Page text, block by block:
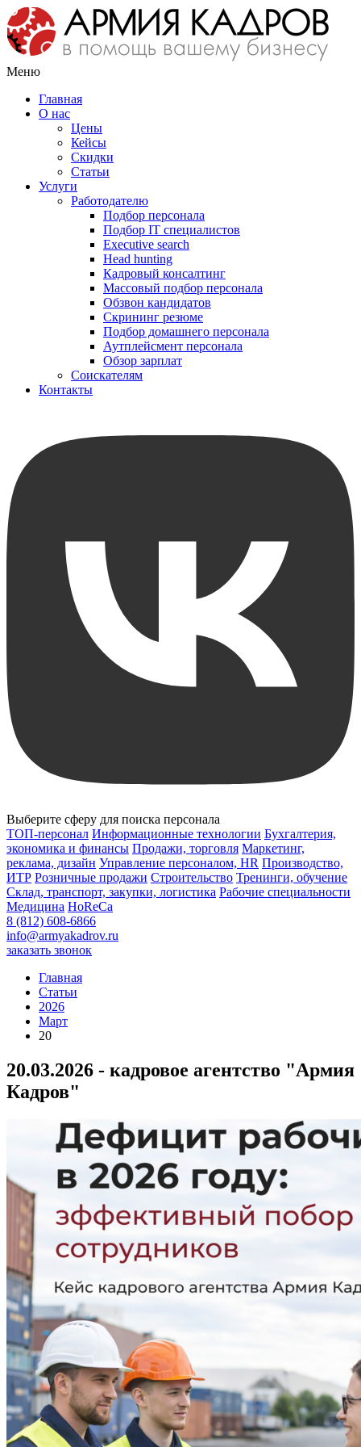
Меню
Главная
О нас
Цены
Кейсы
Скидки
Статьи
Услуги
Работодателю
Подбор персонала
Подбор IT специалистов
Еxecutive search
Head hunting
Кадровый консалтинг
Массовый подбор персонала
Обзвон кандидатов
Скрининг резюме
Подбор домашнего персонала
Аутплейсмент персонала
Обзор зарплат
Соискателям
Контакты
Выберите сферу для поиска персонала
ТОП-персонал Информационные технологии Бухгалтерия,
экономика и финансы Продажи, торговля Маркетинг,
реклама, дизайн Управление персоналом, HR Производство,
ИТР Розничные продажи Строительство Тренинги, обучение
Склад, транспорт, закупки, логистика Рабочие специальности
Медицина HoReCa
8 (812) 608-6866
info@armyakadrov.ru
заказать звонок
Главная
Статьи
2026
Март
20
20.03.2026 - кадровое агентство "Армия
Кадров"